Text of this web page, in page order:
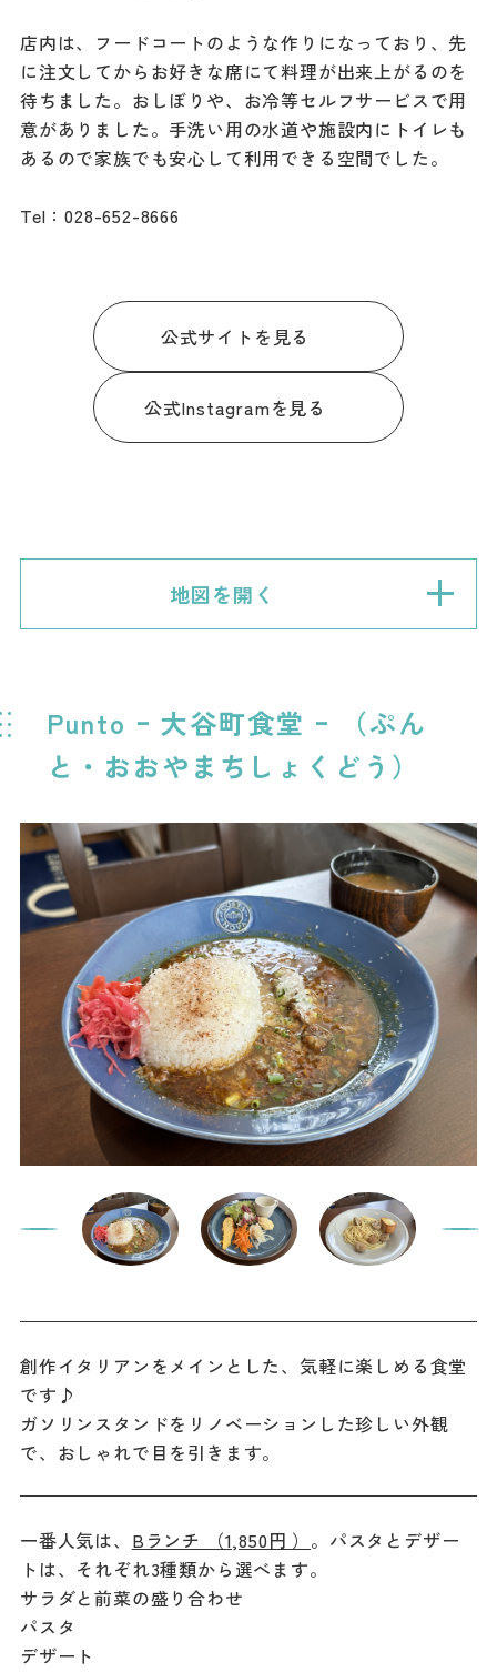
店内は、フードコートのような作りになっており、先
に注文してからお好きな席にて料理が出来上がるのを
待ちました。おしぼりや、お冷等セルフサービスで用
意がありました。手洗い用の水道や施設内にトイレも
あるので家族でも安心して利用できる空間でした。
Tel：028-652-8666
公式サイトを見る
公式Instagramを見る
地図を開く
Punto ｰ 大谷町食堂 ｰ （ぷん
と・おおやまちしょくどう）
創作イタリアンをメインとした、気軽に楽しめる食堂
です♪
ガソリンスタンドをリノベーションした珍しい外観
で、おしゃれで目を引きます。
一番人気は、 Bランチ （1,850円 ） 。パスタとデザー
トは、それぞれ3種類から選べます。
サラダと前菜の盛り合わせ
パスタ
デザート